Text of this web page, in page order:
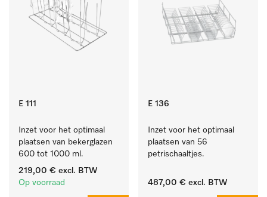
E 111
Inzet voor het optimaal
plaatsen van bekerglazen
600 tot 1000 ml.
219,00 € excl. BTW
Op voorraad
E 136
Inzet voor het optimaal
plaatsen van 56
petrischaaltjes.
487,00 € excl. BTW